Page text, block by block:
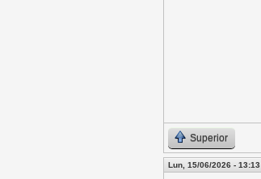
Superior
Lun, 15/06/2026 - 13:13